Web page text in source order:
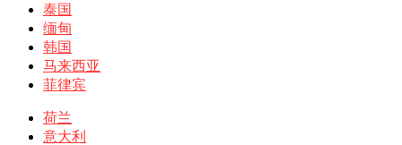
泰国
缅甸
韩国
马来西亚
菲律宾
荷兰
意大利